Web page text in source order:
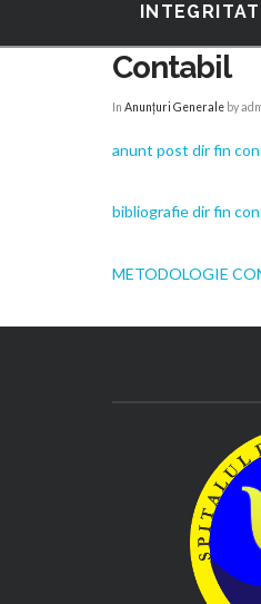
Concurs
Contabil
In Anunțuri Generaleby
anunt post dir fin
bibliografie dir fin
METODOLOGIE